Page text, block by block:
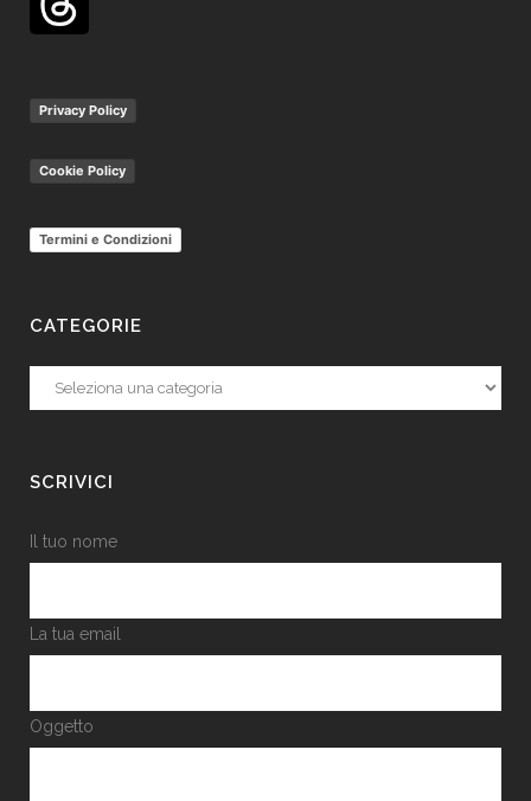
Privacy Policy
Cookie Policy
Termini e Condizioni
CATEGORIE
Categorie
SCRIVICI
Il tuo nome
La tua email
Oggetto